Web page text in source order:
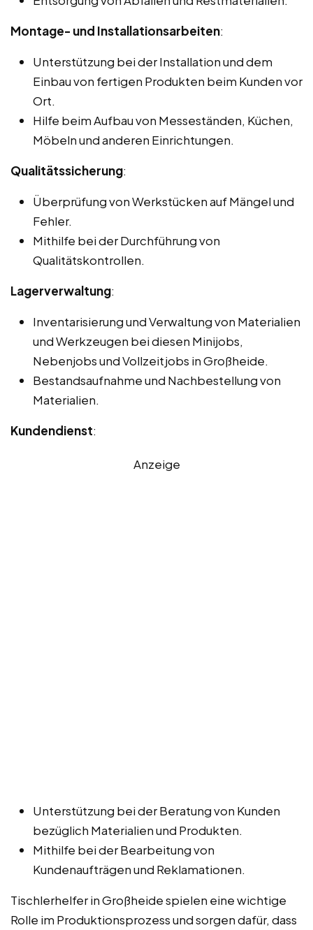
Montage- und Installationsarbeiten:
Unterstützung bei der Installation und dem
Einbau von fertigen Produkten beim Kunden vor
Ort.
Hilfe beim Aufbau von Messeständen, Küchen,
Möbeln und anderen Einrichtungen.
Qualitätssicherung:
Überprüfung von Werkstücken auf Mängel und
Fehler.
Mithilfe bei der Durchführung von
Qualitätskontrollen.
Lagerverwaltung:
Inventarisierung und Verwaltung von Materialien
und Werkzeugen bei diesen Minijobs,
Nebenjobs und Vollzeitjobs in Großheide.
Bestandsaufnahme und Nachbestellung von
Materialien.
Kundendienst:
Anzeige
Unterstützung bei der Beratung von Kunden
bezüglich Materialien und Produkten.
Mithilfe bei der Bearbeitung von
Kundenaufträgen und Reklamationen.
Tischlerhelfer in Großheide spielen eine wichtige
Rolle im Produktionsprozess und sorgen dafür, dass